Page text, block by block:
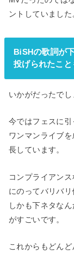
ントしていました
BiSHの歌詞が
投げられたこ
いかがだったでし
今ではフェスに
ワンマンライブ
長しています。
コンプライアン
にのってバリバリ
しかも下ネタな
がすごいです。
これからもどん